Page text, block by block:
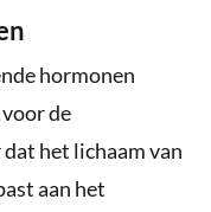
hormonen
de
het lichaam van
aan het